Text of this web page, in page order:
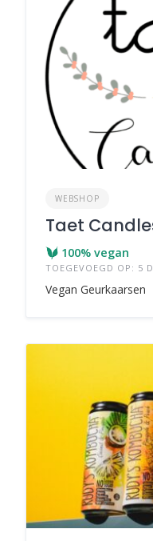
WEBSHOP
Taet
100% vegan
TOEGEVOEGD OP: 5
Vegan Geurkaarsen